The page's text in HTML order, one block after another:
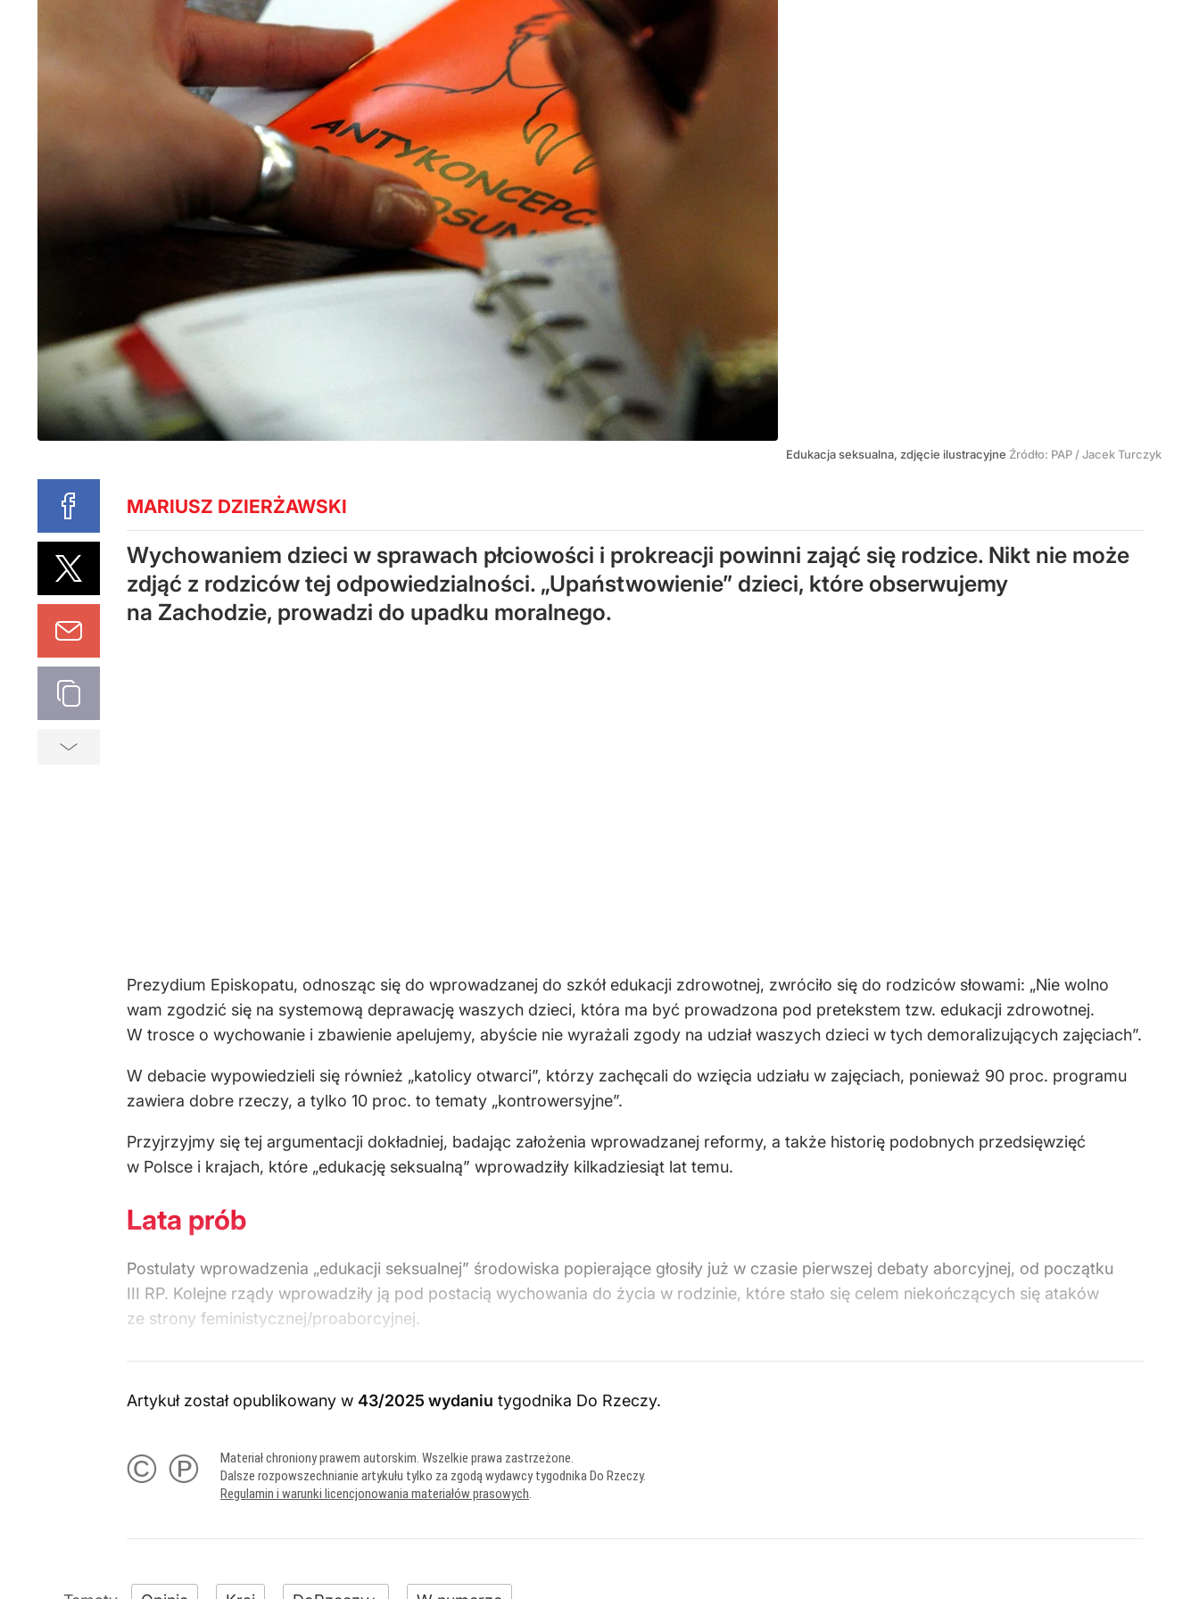
Edukacja seksualna, zdjęcie ilustracyjne Źródło: PAP /Jacek Turczyk
MARIUSZ DZIERŻAWSKI
Wychowaniem dzieci w sprawach płciowości i prokreacji powinni zająć się rodzice. Nikt nie może
zdjąć z rodziców tej odpowiedzialności. „Upaństwowienie” dzieci, które obserwujemy
na Zachodzie, prowadzi do upadku moralnego.
Prezydium Episkopatu, odnosząc się do wprowadzanej do szkół edukacji zdrowotnej, zwróciło się do rodziców słowami: „Nie wolno
wam zgodzić się na systemową deprawację waszych dzieci, która ma być prowadzona pod pretekstem tzw. edukacji zdrowotnej.
W trosce o wychowanie i zbawienie apelujemy, abyście nie wyrażali zgody na udział waszych dzieci w tych demoralizujących zajęciach”.
W debacie wypowiedzieli się również „katolicy otwarci”, którzy zachęcali do wzięcia udziału w zajęciach, ponieważ 90 proc. programu
zawiera dobre rzeczy, a tylko 10 proc. to tematy „kontrowersyjne”.
Przyjrzyjmy się tej argumentacji dokładniej, badając założenia wprowadzanej reformy, a także historię podobnych przedsięwzięć
w Polsce i krajach, które „edukację seksualną” wprowadziły kilkadziesiąt lat temu.
Lata prób
Postulaty wprowadzenia „edukacji seksualnej” środowiska popierające głosiły już w czasie pierwszej debaty aborcyjnej, od początku
III RP. Kolejne rządy wprowadziły ją pod postacią wychowania do życia w rodzinie, które stało się celem niekończących się ataków
ze strony feministycznej/proaborcyjnej.
Artykuł został opublikowany w 43/2025 wydaniu tygodnika Do Rzeczy.
© ℗
Materiał chroniony prawem autorskim. Wszelkie prawa zastrzeżone.
Dalsze rozpowszechnianie artykułu tylko za zgodą wydawcy tygodnika Do Rzeczy.
Regulamin i warunki licencjonowania materiałów prasowych.